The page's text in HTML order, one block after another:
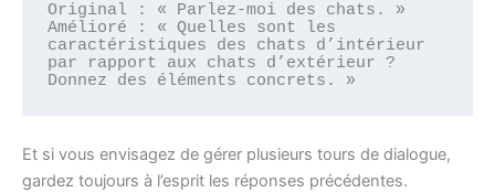
Original : « Parlez-moi des chats. »
Amélioré : « Quelles sont les
caractéristiques des chats d’intérieur
par rapport aux chats d’extérieur ?
Donnez des éléments concrets. »
Et si vous envisagez de gérer plusieurs tours de dialogue,
gardez toujours à l’esprit les réponses précédentes.